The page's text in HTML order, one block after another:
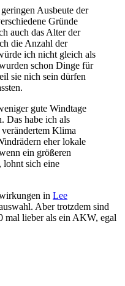
Ausbeute der
Gründe
auch das Alter der
die Anzahl der
ich nicht gleich als
schon Dinge für
sie nich sein dürfen
gute Windtage
Das habe ich als
Klima
eher lokale
ein größeren
sich eine
in Lee
Aber trotzdem sind
mal lieber als ein AKW, egal